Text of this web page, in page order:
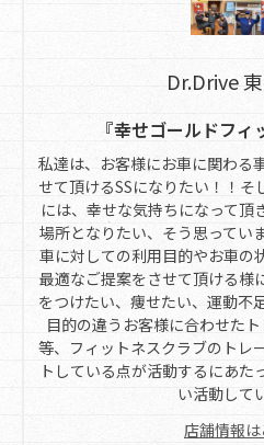
Dr.Drive
『幸せゴールドフィ
私達は、お客様にお車に関わる
せて頂けるSSになりたい！！
には、幸せな気持ちになって頂
場所となりたい、そう思ってい
車に対しての利用目的やお車の
最適なご提案をさせて頂ける様
をつけたい、痩せたい、運動不
目的の違うお客様に合わせた
等、フィットネスクラブのトレ
トしている点が活動するにあた
い活動して
店舗情報は